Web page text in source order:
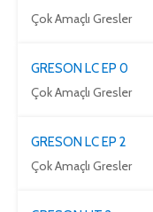
Çok Amaçlı Gresler
GRESON LC EP 0
Çok Amaçlı Gresler
GRESON LC EP 2
Çok Amaçlı Gresler